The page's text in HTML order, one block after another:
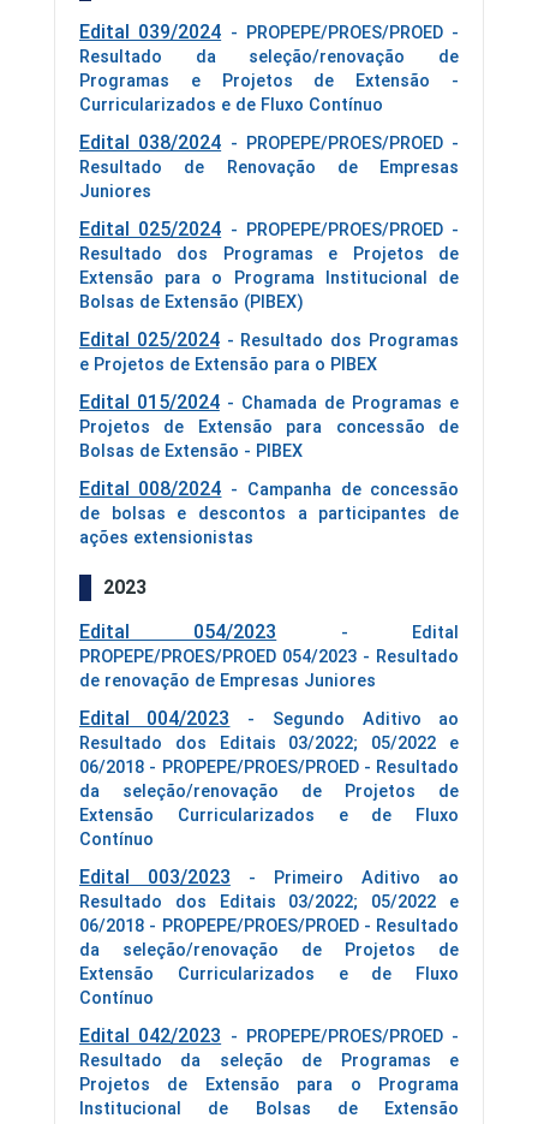
Edital 039/2024 - PROPEPE/PROES/PROED -
Resultado da seleção/renovação de
Programas e Projetos de Extensão -
Curricularizados e de Fluxo Contínuo
Edital 038/2024 - PROPEPE/PROES/PROED -
Resultado de Renovação de Empresas
Juniores
Edital 025/2024 - PROPEPE/PROES/PROED -
Resultado dos Programas e Projetos de
Extensão para o Programa Institucional de
Bolsas de Extensão (PIBEX)
Edital 025/2024- Resultado dos Programas
e Projetos de Extensão para o PIBEX
Edital 015/2024- Chamada de Programas e
Projetos de Extensão para concessão de
Bolsas de Extensão - PIBEX
Edital 008/2024 - Campanha de concessão
de bolsas e descontos a participantes de
ações extensionistas
2023
Edital 054/2023 - Edital
PROPEPE/PROES/PROED 054/2023 - Resultado
de renovação de Empresas Juniores
Edital 004/2023 - Segundo Aditivo ao
Resultado dos Editais 03/2022; 05/2022 e
06/2018 - PROPEPE/PROES/PROED - Resultado
da seleção/renovação de Projetos de
Extensão Curricularizados e de Fluxo
Contínuo
Edital 003/2023 - Primeiro Aditivo ao
Resultado dos Editais 03/2022; 05/2022 e
06/2018 - PROPEPE/PROES/PROED - Resultado
da seleção/renovação de Projetos de
Extensão Curricularizados e de Fluxo
Contínuo
Edital 042/2023 - PROPEPE/PROES/PROED -
Resultado da seleção de Programas e
Projetos de Extensão para o Programa
Institucional de Bolsas de Extensão